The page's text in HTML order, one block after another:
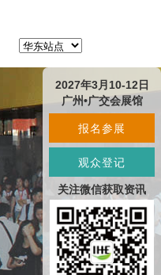
2027年3月10-12日
广州•广交会展馆
报名参展
观众登记
关注微信获取资讯